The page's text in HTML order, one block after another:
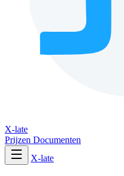
X-late
Prijzen Documenten
X-late